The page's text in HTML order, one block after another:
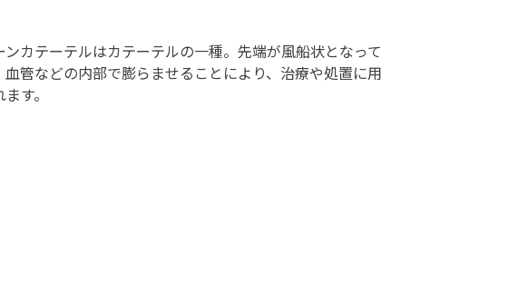
ンカテーテルはカテーテルの一種。先端が風船状となって
血管などの内部で膨らませることにより、治療や処置に用
す。